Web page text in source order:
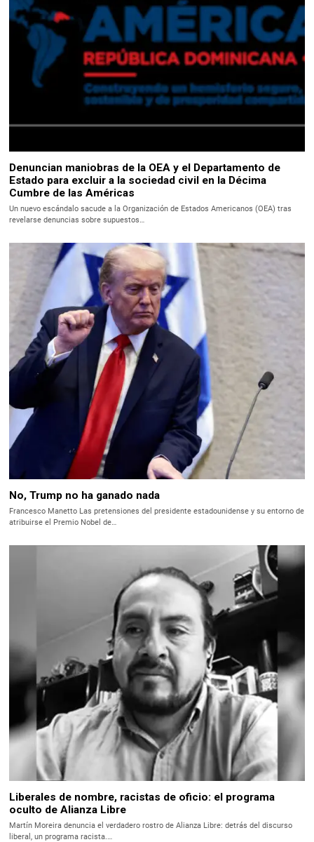
Denuncian maniobras de la OEA y el Departamento de
Estado para excluir a la sociedad civil en la Décima
Cumbre de las Américas
Un nuevo escándalo sacude a la Organización de Estados Americanos (OEA) tras
revelarse denuncias sobre supuestos…
No, Trump no ha ganado nada
Francesco Manetto Las pretensiones del presidente estadounidense y su entorno de
atribuirse el Premio Nobel de…
Liberales de nombre, racistas de oficio: el programa
oculto de Alianza Libre
Martín Moreira denuncia el verdadero rostro de Alianza Libre: detrás del discurso
liberal, un programa racista.…